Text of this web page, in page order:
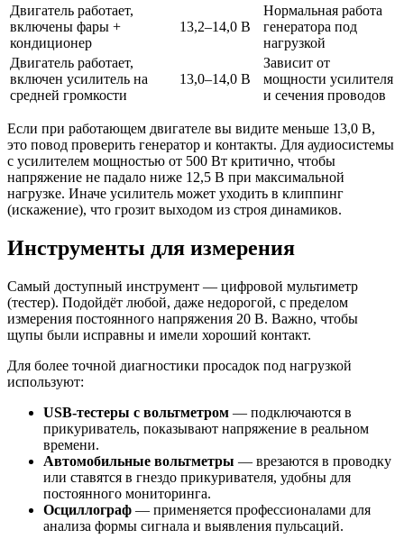
Двигатель работает,
включены фары +
кондиционер
13,2–14,0 В
Нормальная работа
генератора под
нагрузкой
Двигатель работает,
включен усилитель на
средней громкости
13,0–14,0 В
Зависит от
мощности усилителя
и сечения проводов
Если при работающем двигателе вы видите меньше 13,0 В,
это повод проверить генератор и контакты. Для аудиосистемы
с усилителем мощностью от 500 Вт критично, чтобы
напряжение не падало ниже 12,5 В при максимальной
нагрузке. Иначе усилитель может уходить в клиппинг
(искажение), что грозит выходом из строя динамиков.
Инструменты для измерения
Самый доступный инструмент — цифровой мультиметр
(тестер). Подойдёт любой, даже недорогой, с пределом
измерения постоянного напряжения 20 В. Важно, чтобы
щупы были исправны и имели хороший контакт.
Для более точной диагностики просадок под нагрузкой
используют:
USB-тестеры с вольтметром — подключаются в
прикуриватель, показывают напряжение в реальном
времени.
Автомобильные вольтметры — врезаются в проводку
или ставятся в гнездо прикуривателя, удобны для
постоянного мониторинга.
Осциллограф — применяется профессионалами для
анализа формы сигнала и выявления пульсаций.